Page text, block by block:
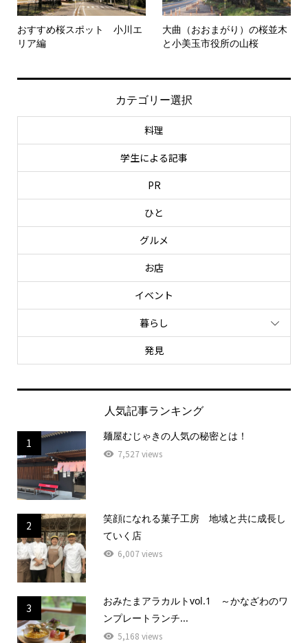
おすすめ桜スポット 小川エ
リア編
大曲（おおまがり）の桜並木
と小美玉市役所の山桜
カテゴリー選択
料理
学生による記事
PR
ひと
グルメ
お店
イベント
暮らし
発見
人気記事ランキング
1
麺屋むじゃきの人気の秘密とは！
7,527 views
2
笑顔になれる菓子工房 地域と共に成長し
ていく店
6,007 views
3
おみたまアラカルトvol.1 ～かなざわのワ
ンプレートランチ...
5,168 views